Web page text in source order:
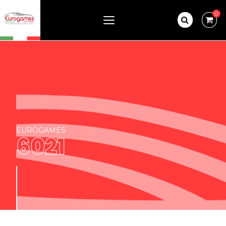
0
EUROGAMES
6021